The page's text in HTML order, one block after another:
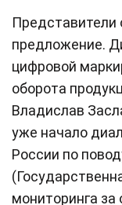
Представители
предложение.
цифровой
оборота
Владислав
уже начало
России по
мониторинга